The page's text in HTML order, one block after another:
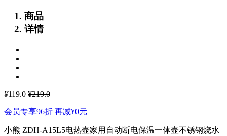
商品
详情
¥119.0 ¥219.0
会员专享96折 再减¥0元
小熊 ZDH-A15L5电热壶家用自动断电保温一体壶不锈钢烧水